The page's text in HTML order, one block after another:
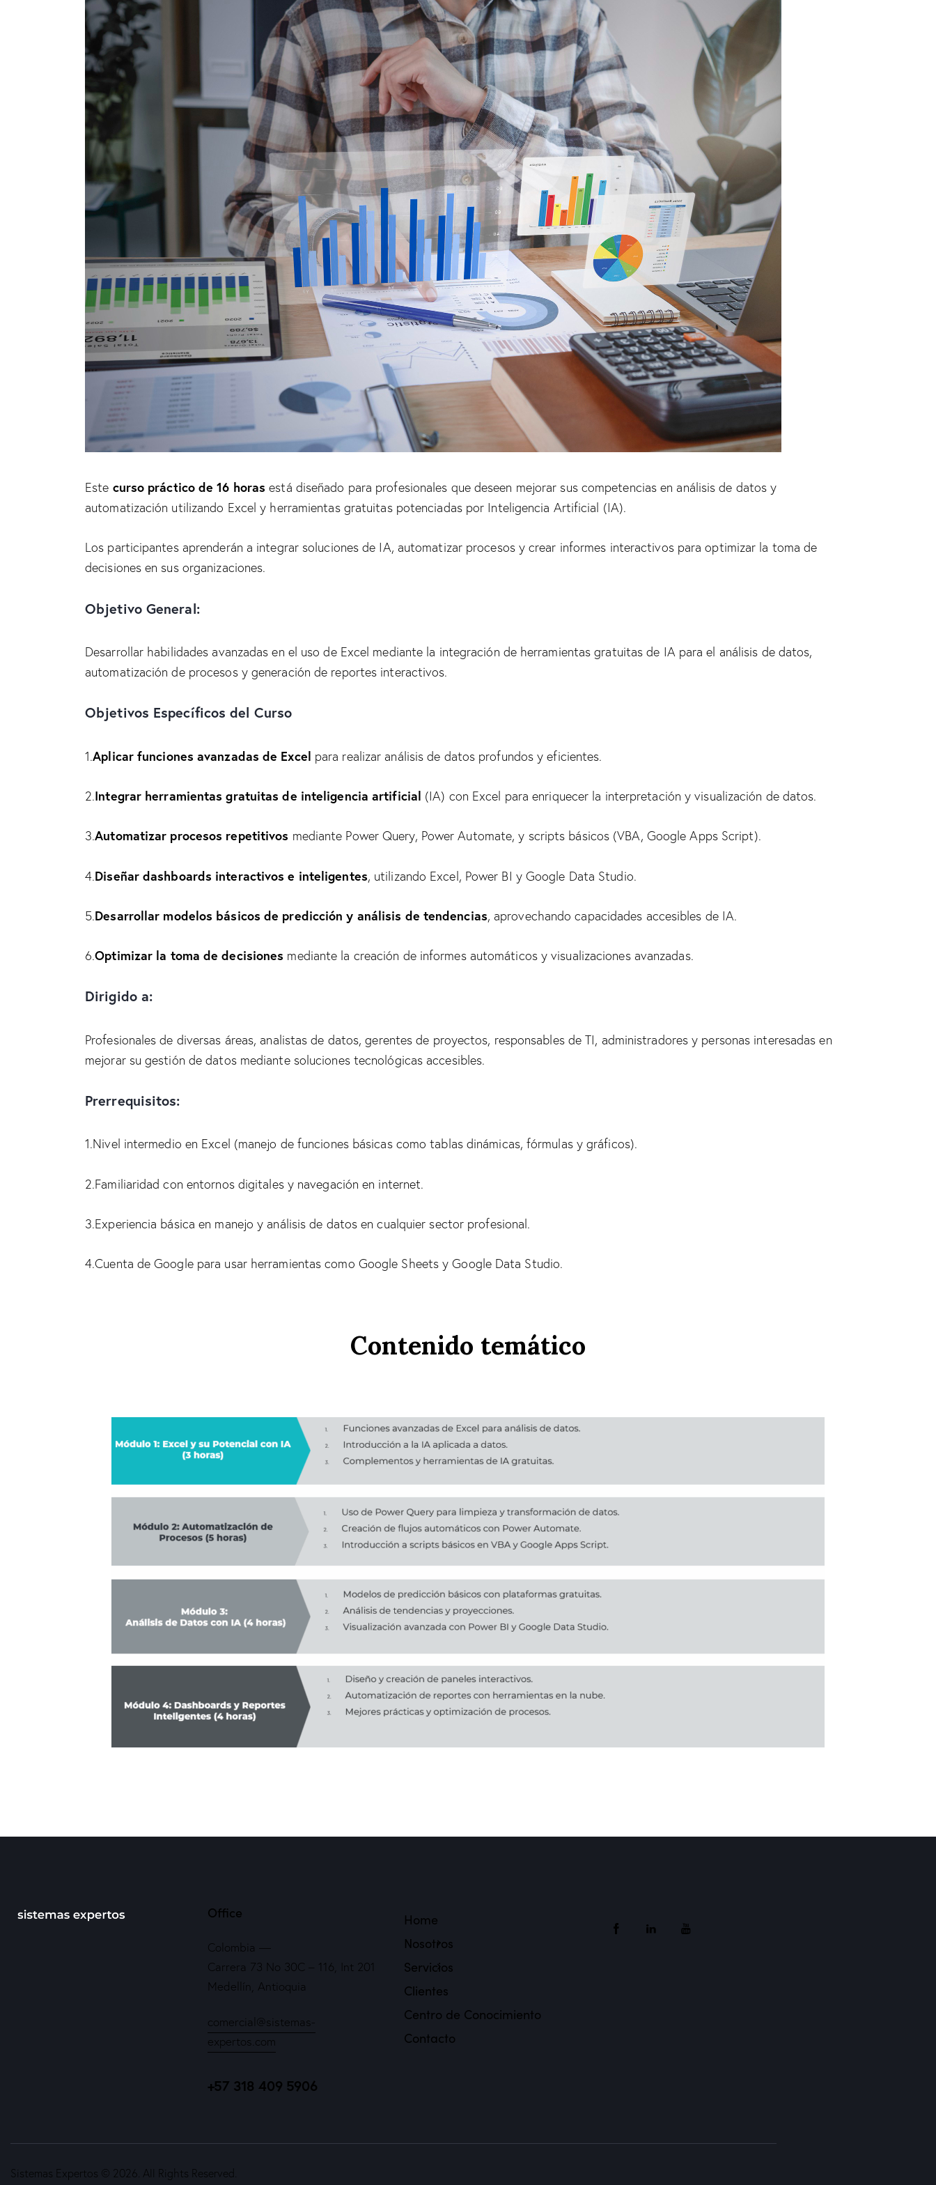
Este curso práctico de 16 horas está diseñado para profesionales que deseen mejorar sus competencias en análisis de datos y
automatización utilizando Excel y herramientas gratuitas potenciadas por Inteligencia Artificial (IA).
Los participantes aprenderán a integrar soluciones de IA, automatizar procesos y crear informes interactivos para optimizar la toma de
decisiones en sus organizaciones.
Objetivo General:
Desarrollar habilidades avanzadas en el uso de Excel mediante la integración de herramientas gratuitas de IA para el análisis de datos,
automatización de procesos y generación de reportes interactivos.
Objetivos Específicos del Curso
1.Aplicar funciones avanzadas de Excel para realizar análisis de datos profundos y eficientes.
2.Integrar herramientas gratuitas de inteligencia artificial (IA) con Excel para enriquecer la interpretación y visualización de datos.
3.Automatizar procesos repetitivos mediante Power Query, Power Automate, y scripts básicos (VBA, Google Apps Script).
4.Diseñardashboards interactivos e inteligentes, utilizando Excel, Power BI y Google Data Studio.
5.Desarrollar modelos básicos de predicción y análisis de tendencias, aprovechando capacidades accesibles de IA.
6.Optimizar la toma de decisiones mediante la creación de informes automáticos y visualizaciones avanzadas.
Dirigido a:
Profesionales de diversas áreas, analistas de datos, gerentes de proyectos, responsables de TI, administradores y personas interesadas en
mejorar su gestión de datos mediante soluciones tecnológicas accesibles.
Prerrequisitos:
1.Nivel intermedio en Excel (manejo de funciones básicas como tablas dinámicas, fórmulas y gráficos).
2.Familiaridad con entornos digitales y navegación en internet.
3.Experiencia básica en manejo y análisis de datos en cualquier sector profesional.
4.Cuenta de Google para usar herramientas como Google Sheets y Google Data Studio.
Contenido temático
Office
Colombia —
Carrera 73 No 30C – 116, Int 201
Medellín, Antioquia
comercial@sistemas-
expertos.com
+57 318 409 5906
Home
Nosotros
Servicios
Clientes
Centro de Conocimiento
Contacto
Sistemas Expertos © 2026. All Rights Reserved.